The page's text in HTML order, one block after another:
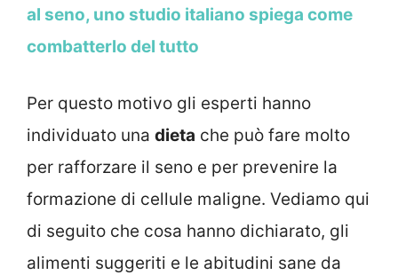
al seno, uno studio italiano spiega come
combatterlo del tutto
Per questo motivo gli esperti hanno
individuato una dieta che può fare molto
per rafforzare il seno e per prevenire la
formazione di cellule maligne. Vediamo qui
di seguito che cosa hanno dichiarato, gli
alimenti suggeriti e le abitudini sane da